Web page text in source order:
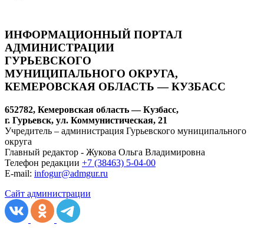
ИНФОРМАЦИОННЫЙ ПОРТАЛ
АДМИНИСТРАЦИИ
ГУРЬЕВСКОГО
МУНИЦИПАЛЬНОГО ОКРУГА,
КЕМЕРОВСКАЯ ОБЛАСТЬ — КУЗБАСС
652782, Кемеровская область — Кузбасс,
г. Гурьевск, ул. Коммунистическая, 21
Учредитель – администрация Гурьевского муниципального
округа
Главный редактор - Жукова Ольга Владимировна
Телефон редакции +7 (38463) 5-04-00
E-mail: infogur@admgur.ru
Сайт администрации